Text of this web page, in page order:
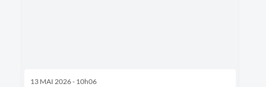
13 MAI 2026 - 10h06